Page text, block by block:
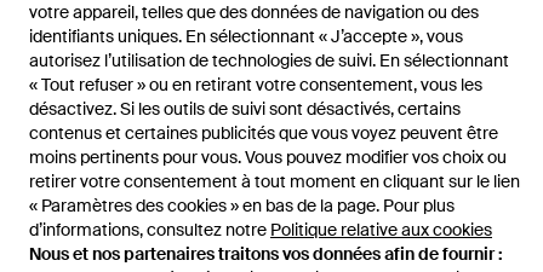
votre appareil, telles que des données de navigation ou des
identifiants uniques. En sélectionnant « J’accepte », vous
autorisez l’utilisation de technologies de suivi. En sélectionnant
« Tout refuser » ou en retirant votre consentement, vous les
désactivez. Si les outils de suivi sont désactivés, certains
contenus et certaines publicités que vous voyez peuvent être
moins pertinents pour vous. Vous pouvez modifier vos choix ou
retirer votre consentement à tout moment en cliquant sur le lien
« Paramètres des cookies » en bas de la page. Pour plus
d’informations, consultez notre Politique relative aux cookies
Nous et nos partenaires traitons vos données afin de fournir :
Aide et infos